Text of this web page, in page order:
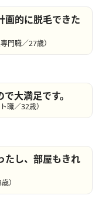
画的に脱毛できた
門職／27歳）
大満足です。
職／32歳）
たし、部屋もきれ
）